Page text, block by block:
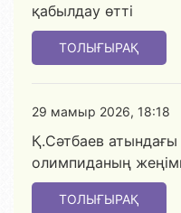
қабылдау өтті
ТОЛЫҒЫРАҚ
29 мамыр 2026, 18:18
Қ.Сәтбаев
олимпиданың
ТОЛЫҒЫРАҚ